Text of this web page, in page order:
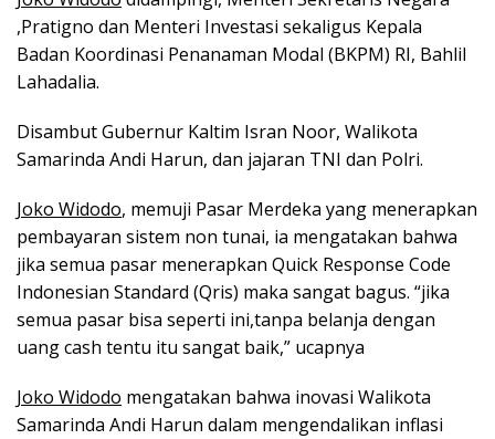
,Pratigno dan Menteri Investasi sekaligus Kepala
Badan Koordinasi Penanaman Modal (BKPM) RI, Bahlil
Lahadalia.
Disambut Gubernur Kaltim Isran Noor, Walikota
Samarinda Andi Harun, dan jajaran TNI dan Polri.
Joko Widodo, memuji Pasar Merdeka yang menerapkan
pembayaran sistem non tunai, ia mengatakan bahwa
jika semua pasar menerapkan Quick Response Code
Indonesian Standard (Qris) maka sangat bagus. “jika
semua pasar bisa seperti ini,tanpa belanja dengan
uang cash tentu itu sangat baik,” ucapnya
Joko Widodo mengatakan bahwa inovasi Walikota
Samarinda Andi Harun dalam mengendalikan inflasi